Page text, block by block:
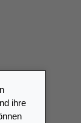
ihre